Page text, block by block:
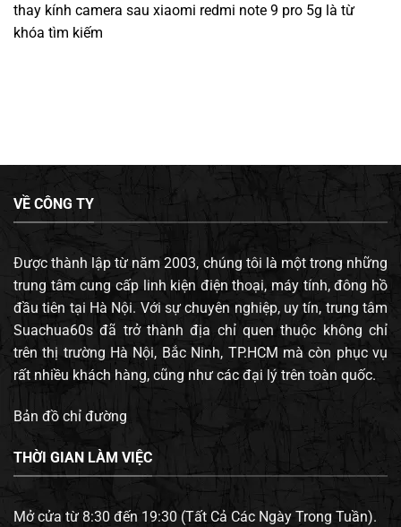
thay kính camera sau xiaomi redmi note 9 pro 5g là từ
khóa tìm kiếm
VỀ CÔNG TY
Được thành lập từ năm 2003, chúng tôi là một trong những
trung tâm cung cấp linh kiện điện thoại, máy tính, đông hồ
đầu tiên tại Hà Nội. Với sự chuyên nghiệp, uy tín, trung tâm
Suachua60s đã trở thành địa chỉ quen thuộc không chỉ
trên thị trường Hà Nội, Bắc Ninh, TP.HCM mà còn phục vụ
rất nhiều khách hàng, cũng như các đại lý trên toàn quốc.
Bản đồ chỉ đường
THỜI GIAN LÀM VIỆC
Mở cửa từ 8:30 đến 19:30 (Tất Cả Các Ngày Trong Tuần).